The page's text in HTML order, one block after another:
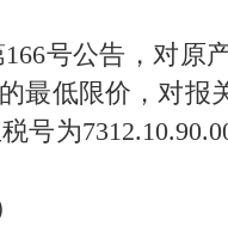
号公告，对原
最低限价，对
为